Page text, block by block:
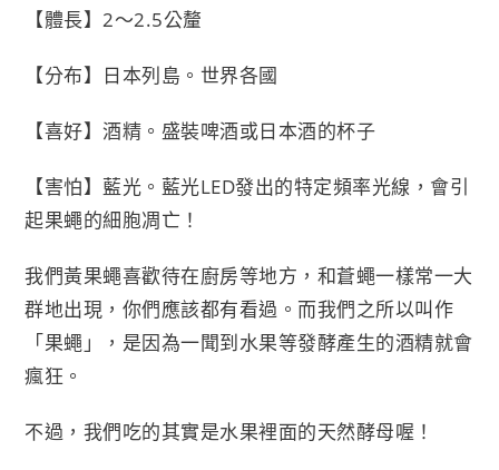
【體長】2～2.5公釐
【分布】日本列島。世界各國
【喜好】酒精。盛裝啤酒或日本酒的杯子
【害怕】藍光。藍光LED發出的特定頻率光線，會引
起果蠅的細胞凋亡！
我們黃果蠅喜歡待在廚房等地方，和蒼蠅一樣常一大
群地出現，你們應該都有看過。而我們之所以叫作
「果蠅」，是因為一聞到水果等發酵產生的酒精就會
瘋狂。
不過，我們吃的其實是水果裡面的天然酵母喔！